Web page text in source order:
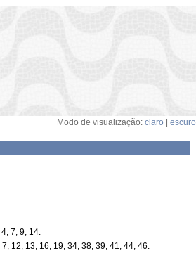
Modo de visualização: claro escuro
7, 9, 14.
12, 13, 16, 19, 34, 38, 39, 41, 44, 46.